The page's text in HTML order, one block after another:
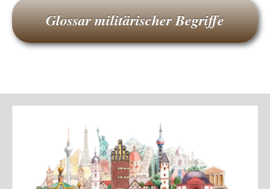
Glossar militärischer Begriffe